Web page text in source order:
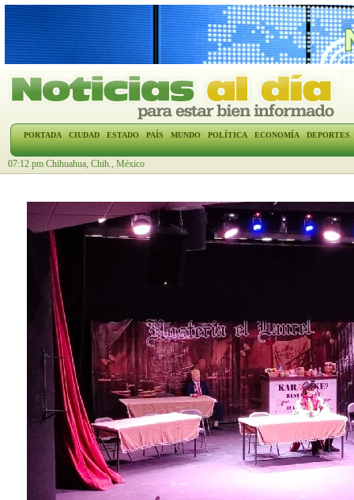
PORTADA CIUDAD ESTADO PAÍS MUNDO POLÍTICA ECONOMÍA DEPORTES
07:12 pm Chihuahua, Chih., México